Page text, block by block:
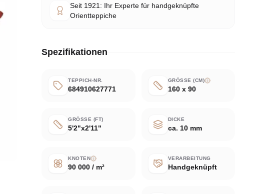
Seit 1921: Ihr Experte für handgeknüpfte
Orientteppiche
Spezifikationen
TEPPICH-NR.
684910627771
GRÖSSE (CM)
160 x 90
GRÖSSE (FT)
5'2"x2'11"
DICKE
ca. 10 mm
KNOTEN
90 000 / m²
VERARBEITUNG
Handgeknüpft